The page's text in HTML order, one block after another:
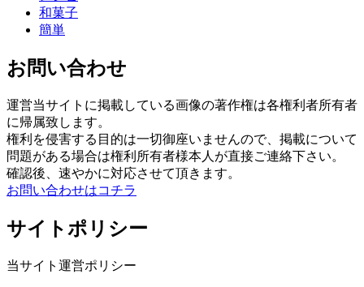
和菓子
簡単
お問い合わせ
運営当サイトに掲載している画像の著作権は各権利者所有者
に帰属致します。
権利を侵害する目的は一切御座いませんので、掲載について
問題がある場合は権利所有者様本人が直接ご連絡下さい。
確認後、速やかに対応させて頂きます。
お問い合わせはコチラ
サイトポリシー
当サイト運営ポリシー